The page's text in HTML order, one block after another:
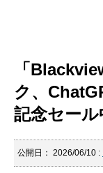
「
ク、
記念セール
公開日： 2026/06/10 :